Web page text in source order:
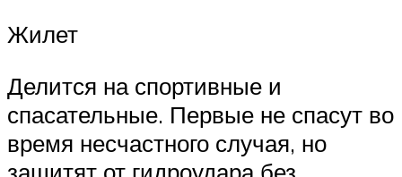
Жилет
Делится на спортивные и
спасательные. Первые не спасут во
время несчастного случая, но
защитят от гидроудара без